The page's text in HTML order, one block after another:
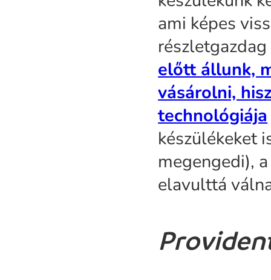
ami képes
előtt állunk,
vásárolni,
technológiája
készülékeket
megengedi),
elavulttá